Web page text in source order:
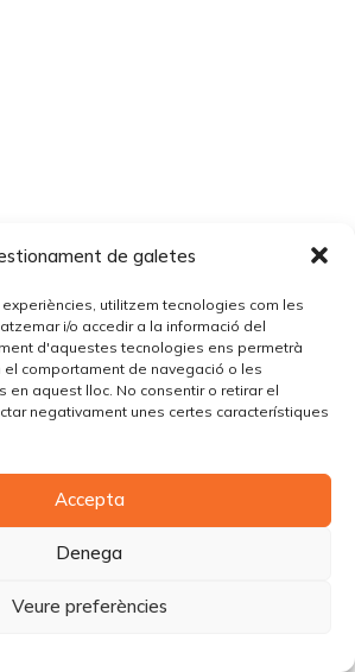
de galetes
utilitzem tecnologies com les
i/o accedir a la informació del
d'aquestes tecnologies ens permetrà
comportament de navegació o les
en aquest lloc. No consentir o retirar el
negativament unes certes característiques
Accepta
Denega
Veure preferències